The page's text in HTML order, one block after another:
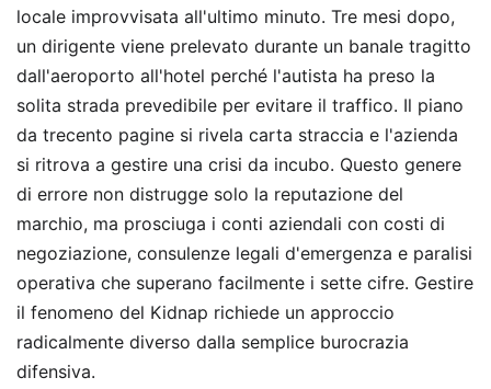
locale improvvisata all'ultimo minuto. Tre mesi dopo,
un dirigente viene prelevato durante un banale tragitto
dall'aeroporto all'hotel perché l'autista ha preso la
solita strada prevedibile per evitare il traffico. Il piano
da trecento pagine si rivela carta straccia e l'azienda
si ritrova a gestire una crisi da incubo. Questo genere
di errore non distrugge solo la reputazione del
marchio, ma prosciuga i conti aziendali con costi di
negoziazione, consulenze legali d'emergenza e paralisi
operativa che superano facilmente i sette cifre. Gestire
il fenomeno del Kidnap richiede un approccio
radicalmente diverso dalla semplice burocrazia
difensiva.